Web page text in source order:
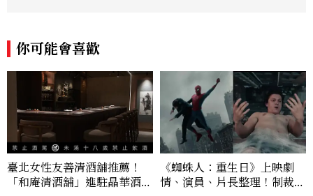
你可能會喜歡
臺北女性友善清酒舖推薦！
「和庵清酒舖」進駐晶華酒
《蜘蛛人：重生日》上映劇
情、演員、片長整理！制裁